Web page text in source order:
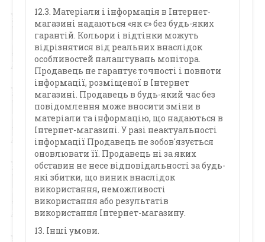
12.3. Матеріали і інформація в Інтернет-
магазині надаються «як є» без будь-яких
гарантій. Кольори і відтінки можуть
відрізнятися від реальних внаслідок
особливостей налаштувань монітора.
Продавець не гарантує точності і повноти
інформації, розміщеної в Інтернет
магазині. Продавець в будь-який час без
повідомлення може вносити зміни в
матеріали та інформацію, що надаються в
Інтернет-магазині. У разі неактуальності
інформації Продавець не зобов'язується
оновлювати її. Продавець ні за яких
обставин не несе відповідальності за будь-
які збитки, що виник внаслідок
використання, неможливості
використання або результатів
використання Інтернет-магазину.
13. Інші умови.